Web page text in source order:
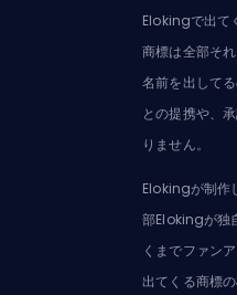
Elokingで出て
商標は全部そ
名前を出して
との提携や、
りません。
Elokingが制作
部Elokingが独
くまでファン
出てくる商標